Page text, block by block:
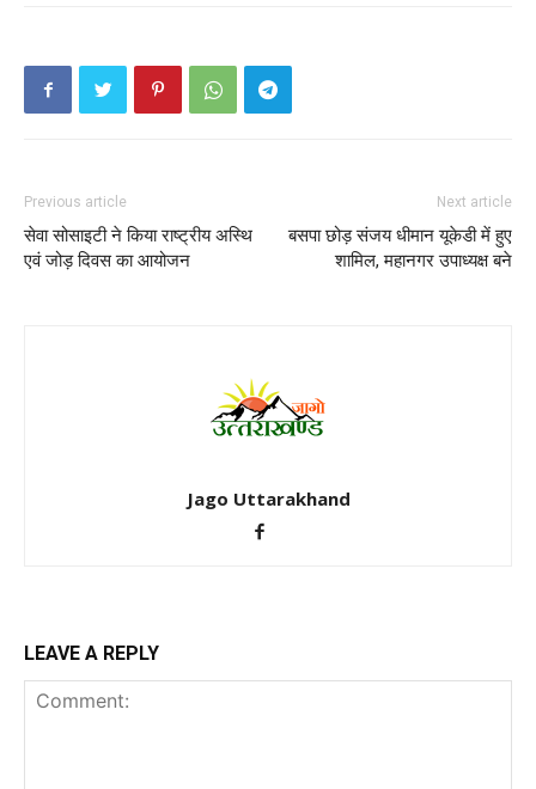
Previous article
सेवा सोसाइटी ने किया राष्ट्रीय अस्थि
एवं जोड़ दिवस का आयोजन
Next article
बसपा छोड़ संजय धीमान यूकेडी में हुए
शामिल, महानगर उपाध्यक्ष बने
Jago Uttarakhand
LEAVE A REPLY